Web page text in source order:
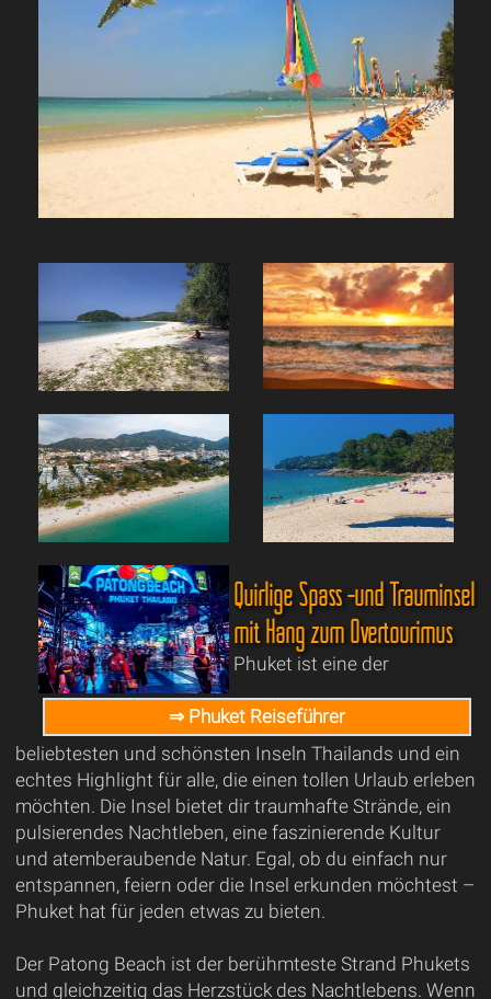
⇒ Phuket Reiseführer
Quirlige Spass -und Trauminsel
mit Hang zum Overtourimus
Phuket ist eine der
beliebtesten und schönsten Inseln Thailands und ein
echtes Highlight für alle, die einen tollen Urlaub erleben
möchten. Die Insel bietet dir traumhafte Strände, ein
pulsierendes Nachtleben, eine faszinierende Kultur
und atemberaubende Natur. Egal, ob du einfach nur
entspannen, feiern oder die Insel erkunden möchtest –
Phuket hat für jeden etwas zu bieten.
Der Patong Beach ist der berühmteste Strand Phukets
und gleichzeitig das Herzstück des Nachtlebens. Wenn